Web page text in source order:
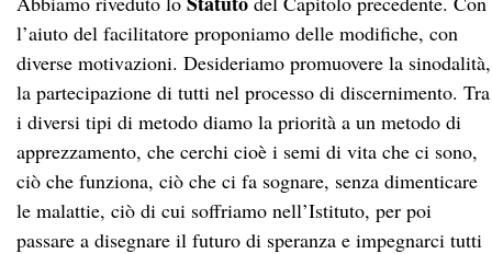
l’aiuto del facilitatore proponiamo delle modifiche, con
diverse motivazioni. Desideriamo promuovere la sinodalità,
la partecipazione di tutti nel processo di discernimento. Tra
i diversi tipi di metodo diamo la priorità a un metodo di
apprezzamento, che cerchi cioè i semi di vita che ci sono,
ciò che funziona, ciò che ci fa sognare, senza dimenticare
le malattie, ciò di cui soffriamo nell’Istituto, per poi
passare a disegnare il futuro di speranza e impegnarci tutti